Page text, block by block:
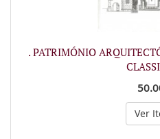
. PATRIMÓNIO
Ver